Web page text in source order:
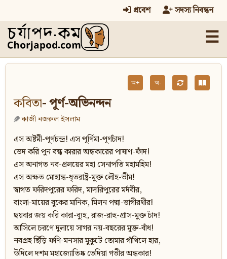
প্রবেশ সদস্য নিবন্ধন
☰
অ+ অ-
কবিতা- পূর্ণ-অভিনন্দন
কাজী নজরুল ইসলাম
এস অষ্টমী-পূর্ণচন্দ্র! এস পূর্ণিমা-পূর্ণচাঁদ!
ভেদ করি পুন বন্ধ কারার অন্ধকারের পাষাণ-ফাঁদ!
এস অনাগত নব-প্রলয়ের মহা সেনাপতি মহামহিম!
এস অক্ষত মোহান্ধ-ধৃতরাষ্ট্র-মুক্ত লৌহ-ভীম!
স্বাগত ফরিদপুরের ফরিদ, মাদারিপুরের মর্দবীর,
বাংলা-মায়ের বুকের মানিক, মিলন পদ্মা-ভাগীরথীর!
ছয়বার জয় করি কারা-ব্যুহ, রাজ-রাহু-গ্রাস-মুক্ত চাঁদ!
আসিলে চরণে দুলায়ে সাগর নয়-বছরের মুক্ত-বাঁধ!
নবগ্রহ ছিঁড়ি ফণি-মনসার মুকুটে তোমার গাঁথিলে হার,
উদিলে দশম মহাজ্যোতিষ্ক ভেদিয়া গভীর অন্ধকার!